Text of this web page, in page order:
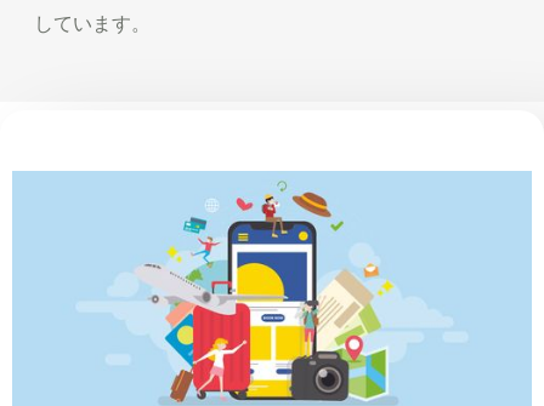
しています。